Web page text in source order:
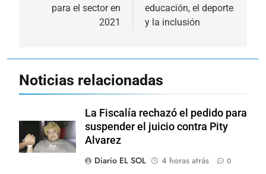
para el sector en
2021
educación, el deporte
y la inclusión
Noticias relacionadas
La Fiscalía rechazó el pedido para
suspender el juicio contra Pity
Alvarez
Diario EL SOL
4 horas atrás 0